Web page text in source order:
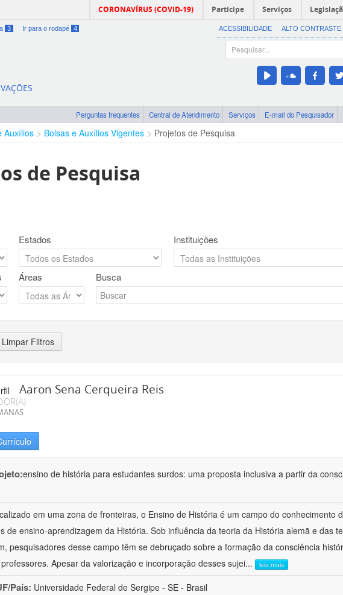
CORONAVÍRUS (COVID-19) Participe Serviços
3 Ir para o rodapé 4 ACESSIBILIDADE ALTO CONTRASTE
Perguntas frequentes Central de Atendimento Serviços E-mail do Pesquisador
Auxílios Bolsas e Auxílios Vigentes Projetos de Pesquisa
de Pesquisa
Estados Instituições
Áreas Busca
Limpar Filtros
Aaron Sena Cerqueira Reis
ensino de história para estudantes surdos: uma proposta inclusiva a partir da
em uma zona de fronteiras, o Ensino de História é um campo do conhecimento
de ensino-aprendizagem da História. Sob influência da teoria da História alemã e das
pesquisadores desse campo têm se debruçado sobre a formação da consciência
Apesar da valorização e incorporação desses sujei... leia mais
País: Universidade Federal de Sergipe - SE - Brasil